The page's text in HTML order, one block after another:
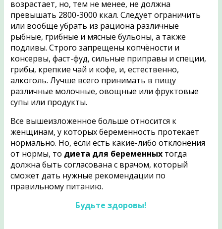
возрастает, но, тем не менее, не должна
превышать 2800-3000 ккал. Следует ограничить
или вообще убрать из рациона различные
рыбные, грибные и мясные бульоны, а также
подливы. Строго запрещены копчёности и
консервы, фаст-фуд, сильные приправы и специи,
грибы, крепкие чай и кофе, и, естественно,
алкоголь. Лучше всего принимать в пищу
различные молочные, овощные или фруктовые
супы или продукты.
Все вышеизложенное больше относится к
женщинам, у которых беременность протекает
нормально. Но, если есть какие-либо отклонения
от нормы, то диета для беременныхтогда
должна быть согласована с врачом, который
сможет дать нужные рекомендации по
правильному питанию.
Будьте здоровы!